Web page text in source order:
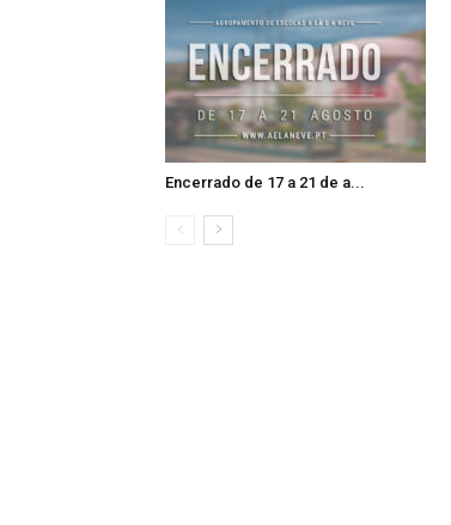
Encerrado de 17 a 21 de a...